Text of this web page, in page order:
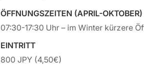
ÖFFNUNGSZEITEN (APRIL-OKTOBER)
07:30-17:30 Uhr – im Winter kürzere
EINTRITT
800 JPY (4,50€)